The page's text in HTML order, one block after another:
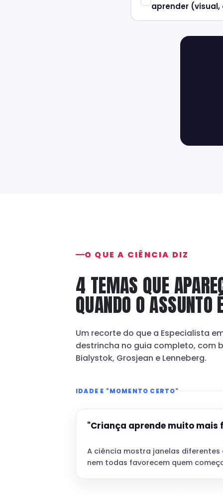
aprender
O QUE A CIÊNCIA DIZ
4 TEMAS QUE
QUANDO O
Um recorte do que a Especialista
destrincha no guia completo, com
Bialystok, Grosjean e Lenneberg.
IDADE E "MOMENTO CERTO"
"Criança aprende muito mais
A ciência mostra janelas diferentes
nem todas favorecem quem